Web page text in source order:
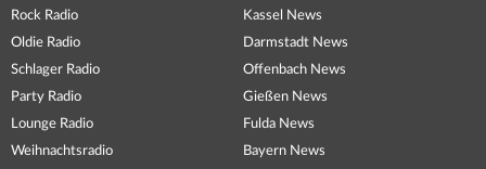
Rock Radio
Oldie Radio
Schlager Radio
Party Radio
Lounge Radio
Weihnachtsradio
Kassel News
Darmstadt News
Offenbach News
Gießen News
Fulda News
Bayern News